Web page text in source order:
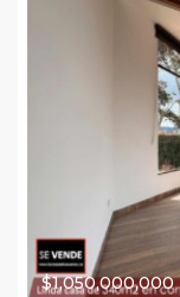
$1,050,000,000